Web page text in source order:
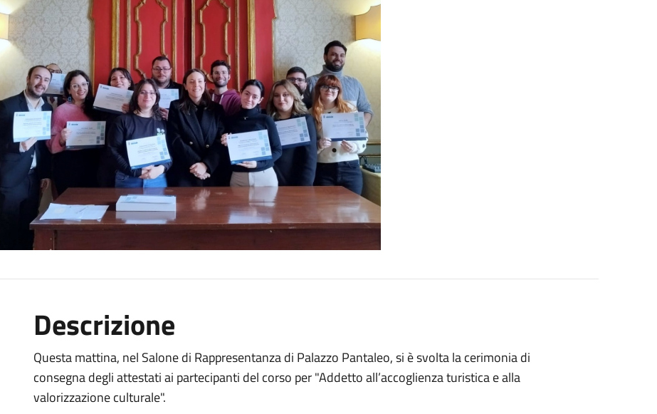
Descrizione
Questa mattina, nel Salone di Rappresentanza di Palazzo Pantaleo, si è svolta la cerimonia di
consegna degli attestati ai partecipanti del corso per "Addetto all’accoglienza turistica e alla
valorizzazione culturale".